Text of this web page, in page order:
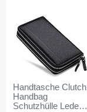
Handtasche Clutch
Handbag
Schutzhülle Leder